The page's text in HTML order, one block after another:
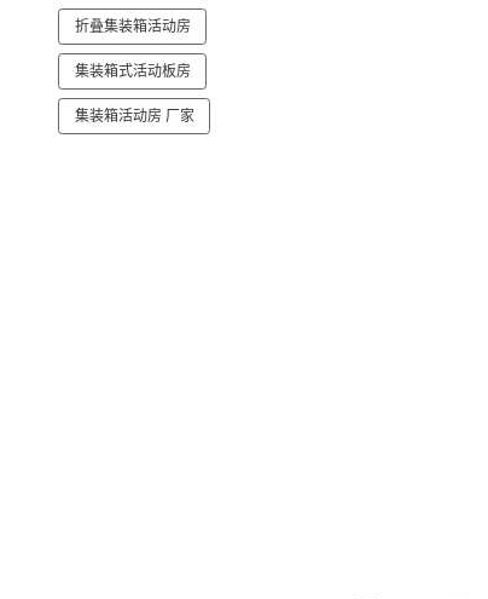
折叠集装箱活动房
集装箱式活动板房
集装箱活动房 厂家